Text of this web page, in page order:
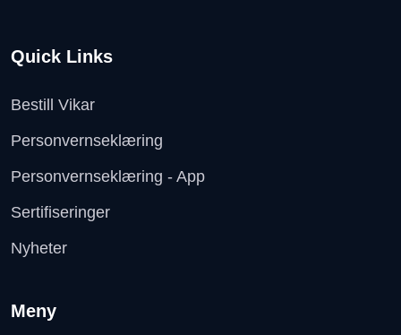
Quick Links
Bestill Vikar
Personvernseklæring
Personvernseklæring - App
Sertifiseringer
Nyheter
Meny